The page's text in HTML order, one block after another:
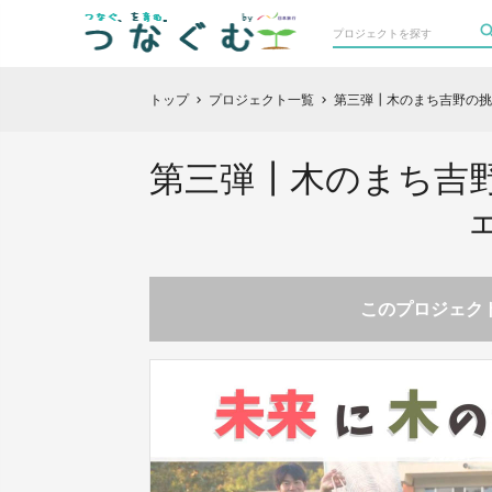
トップ chevron_right プロジェクト一覧 chevron_right 第三弾┃木のまち吉野の
第三弾┃木のまち吉
このプロジェク